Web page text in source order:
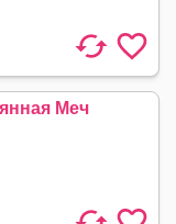
Меч